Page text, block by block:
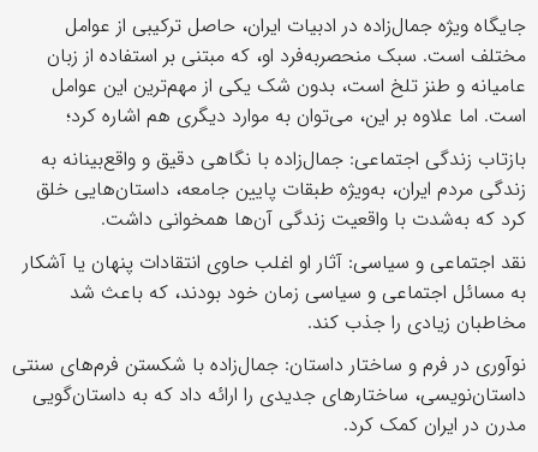
جایگاه ویژه جمال‌زاده در ادبیات ایران، حاصل ترکیبی از عوامل
مختلف است. سبک منحصربه‌فرد او، که مبتنی بر استفاده از زبان
عامیانه و طنز تلخ است، بدون شک یکی از مهم‌ترین این عوامل
است. اما علاوه بر این، می‌توان به موارد دیگری هم اشاره کرد؛
بازتاب زندگی اجتماعی: جمال‌زاده با نگاهی دقیق و واقع‌بینانه به
زندگی مردم ایران، به‌ویژه طبقات پایین جامعه، داستان‌هایی خلق
کرد که به‌شدت با واقعیت زندگی آن‌ها همخوانی داشت.
نقد اجتماعی و سیاسی: آثار او اغلب حاوی انتقادات پنهان یا آشکار
به مسائل اجتماعی و سیاسی زمان خود بودند، که باعث شد
مخاطبان زیادی را جذب کند.
نوآوری در فرم و ساختار داستان: جمال‌زاده با شکستن فرم‌های سنتی
داستان‌نویسی، ساختارهای جدیدی را ارائه داد که به داستان‌گویی
مدرن در ایران کمک کرد.